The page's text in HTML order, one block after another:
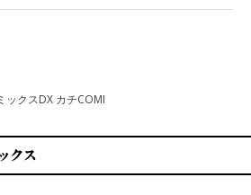
ックスDX カチCOMI